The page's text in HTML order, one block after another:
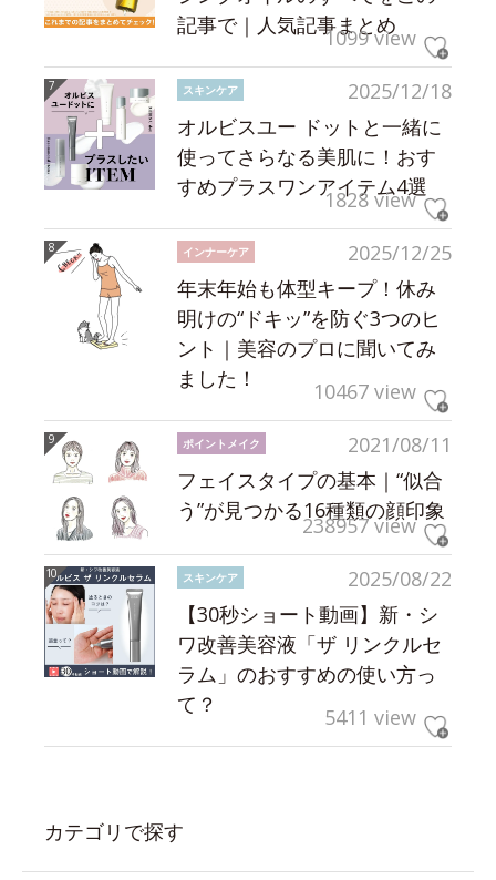
記事で｜人気記事まとめ
1099 view
2025/12/18
スキンケア
オルビスユー ドットと一緒に
使ってさらなる美肌に！おす
すめプラスワンアイテム4選
1828 view
2025/12/25
インナーケア
年末年始も体型キープ！休み
明けの“ドキッ”を防ぐ3つのヒ
ント｜美容のプロに聞いてみ
ました！
10467 view
2021/08/11
ポイントメイク
フェイスタイプの基本｜“似合
う”が見つかる16種類の顔印象
238957 view
2025/08/22
スキンケア
【30秒ショート動画】新・シ
ワ改善美容液「ザ リンクルセ
ラム」のおすすめの使い方っ
て？
5411 view
カテゴリで探す